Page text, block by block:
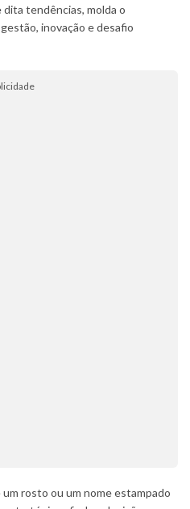
tendências, molda o
inovação e desafio
rosto ou um nome estampado